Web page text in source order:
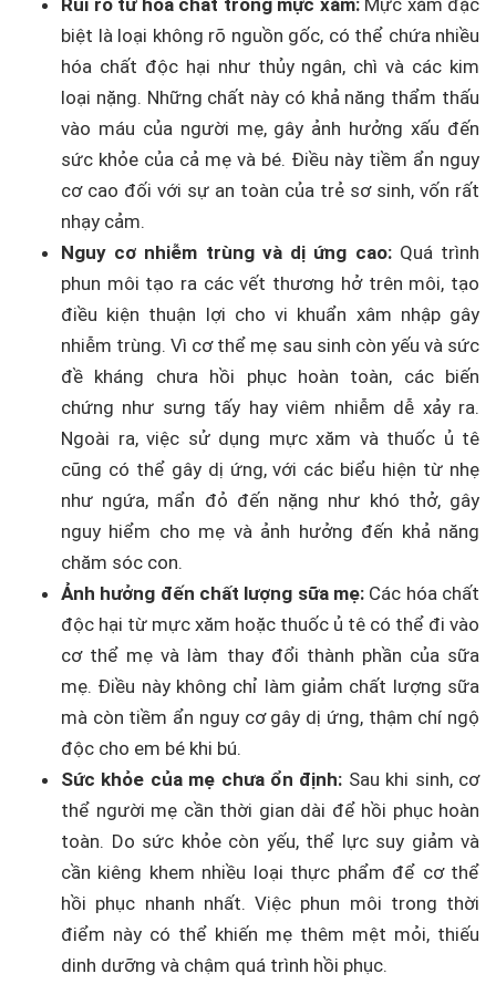
Rủi ro từ hóa chất trong mực xăm:Mực xăm đặc
biệt là loại không rõ nguồn gốc, có thể chứa nhiều
hóa chất độc hại như thủy ngân, chì và các kim
loại nặng. Những chất này có khả năng thẩm thấu
vào máu của người mẹ, gây ảnh hưởng xấu đến
sức khỏe của cả mẹ và bé. Điều này tiềm ẩn nguy
cơ cao đối với sự an toàn của trẻ sơ sinh, vốn rất
nhạy cảm.
Nguy cơ nhiễm trùng và dị ứng cao:Quá trình
phun môi tạo ra các vết thương hở trên môi, tạo
điều kiện thuận lợi cho vi khuẩn xâm nhập gây
nhiễm trùng. Vì cơ thể mẹ sau sinh còn yếu và sức
đề kháng chưa hồi phục hoàn toàn, các biến
chứng như sưng tấy hay viêm nhiễm dễ xảy ra.
Ngoài ra, việc sử dụng mực xăm và thuốc ủ tê
cũng có thể gây dị ứng, với các biểu hiện từ nhẹ
như ngứa, mẩn đỏ đến nặng như khó thở, gây
nguy hiểm cho mẹ và ảnh hưởng đến khả năng
chăm sóc con.
Ảnh hưởng đến chất lượng sữa mẹ: Các hóa chất
độc hại từ mực xăm hoặc thuốc ủ tê có thể đi vào
cơ thể mẹ và làm thay đổi thành phần của sữa
mẹ. Điều này không chỉ làm giảm chất lượng sữa
mà còn tiềm ẩn nguy cơ gây dị ứng, thậm chí ngộ
độc cho em bé khi bú.
Sức khỏe của mẹ chưa ổn định: Sau khi sinh, cơ
thể người mẹ cần thời gian dài để hồi phục hoàn
toàn. Do sức khỏe còn yếu, thể lực suy giảm và
cần kiêng khem nhiều loại thực phẩm để cơ thể
hồi phục nhanh nhất. Việc phun môi trong thời
điểm này có thể khiến mẹ thêm mệt mỏi, thiếu
dinh dưỡng và chậm quá trình hồi phục.